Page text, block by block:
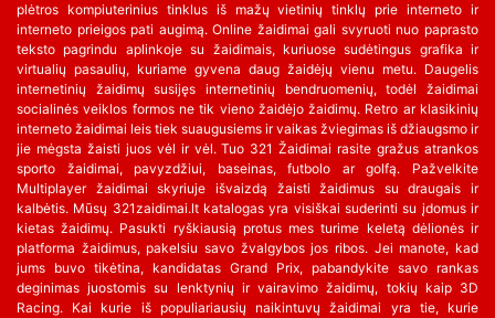
plėtros kompiuterinius tinklus iš mažų vietinių tinklų prie interneto ir
interneto prieigos pati augimą. Online žaidimai gali svyruoti nuo paprasto
teksto pagrindu aplinkoje su žaidimais, kuriuose sudėtingus grafika ir
virtualių pasaulių, kuriame gyvena daug žaidėjų vienu metu. Daugelis
internetinių žaidimų susijęs internetinių bendruomenių, todėl žaidimai
socialinės veiklos formos ne tik vieno žaidėjo žaidimų. Retro ar klasikinių
interneto žaidimai leis tiek suaugusiems ir vaikas žviegimas iš džiaugsmo ir
jie mėgsta žaisti juos vėl ir vėl. Tuo 321 Žaidimai rasite gražus atrankos
sporto žaidimai, pavyzdžiui, baseinas, futbolo ar golfą. Pažvelkite
Multiplayer žaidimai skyriuje išvaizdą žaisti žaidimus su draugais ir
kalbėtis. Mūsų 321zaidimai.lt katalogas yra visiškai suderinti su įdomus ir
kietas žaidimų. Pasukti ryškiausią protus mes turime keletą dėlionės ir
platforma žaidimus, pakelsiu savo žvalgybos jos ribos. Jei manote, kad
jums buvo tikėtina, kandidatas Grand Prix, pabandykite savo rankas
deginimas juostomis su lenktynių ir vairavimo žaidimų, tokių kaip 3D
Racing. Kai kurie iš populiariausių naikintuvų žaidimai yra tie, kurie